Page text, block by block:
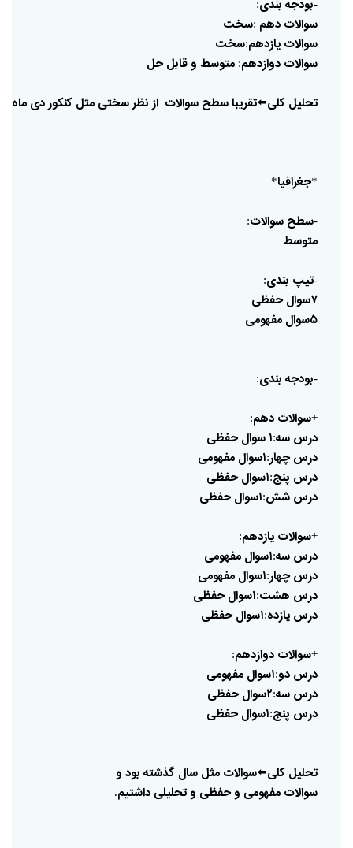
-بودجه بندی:
سوالات دهم :سخت
سوالات یازدهم:سخت
سوالات دوازدهم: متوسط وقابل حل
تحلیل کلی⬅️تقریباسطح سوالات از نظرسختی مثل کنکوردی ماه
*جغرافیا*
-سطح سوالات:
متوسط
-تیپ بندی:
۷سوال
حفظی
۵سوال
مفهومی
-بودجه بندی:
+سوالات دهم:
درس سه:۱ سوال حفظی
درس چهار:۱سوال
مفهومی
درس پنج:۱سوال
حفظی
درس شش:۱سوال حفظی
+سوالات یازدهم:
درس سه:۱سوال
مفهومی
درس چهار:۱سوال
مفهومی
درس هشت:۱سوال
حفظی
درس یازده:۱سوال حفظی
+سوالات دوازدهم:
درس دو:۱سوال
مفهومی
درس سه:۲سوال
حفظی
درس پنج:۱سوال حفظی
تحلیل کلی⬅️سوالات مثل سال گذشته بود و
سوالات مفهومی وحفظی وتحلیلی داشتیم.